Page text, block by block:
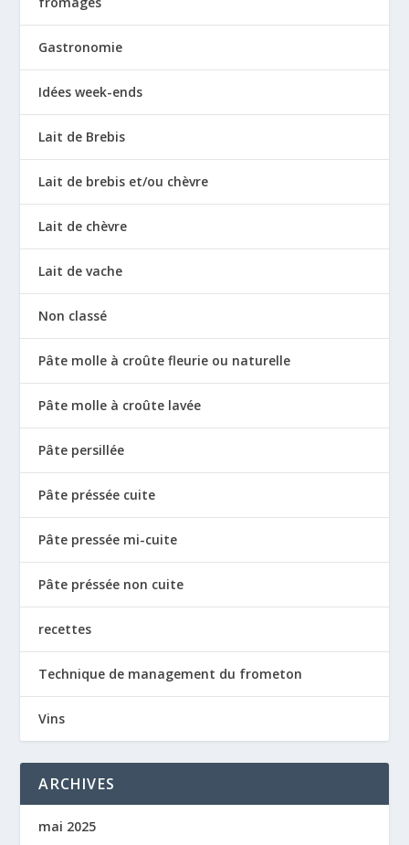
Gastronomie
Idées week-ends
Lait de Brebis
Lait de brebis et/ou chèvre
Lait de chèvre
Lait de vache
Non classé
Pâte molle à croûte fleurie ou naturelle
Pâte molle à croûte lavée
Pâte persillée
Pâte préssée cuite
Pâte pressée mi-cuite
Pâte préssée non cuite
recettes
Technique de management du frometon
Vins
ARCHIVES
mai 2025